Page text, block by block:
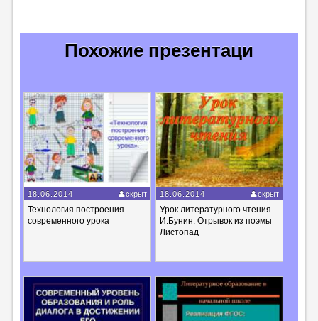
Похожие презентаци
18.06.2014 скрыт
Технология построения
современного урока
18.06.2014 скрыт
Урок литературного чтения
И.Бунин. Отрывок из поэмы
Листопад